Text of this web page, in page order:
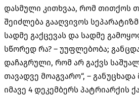
დასმული კითხვაა, რომ თითქოს
შეიძლება გააღვივოს
სადმე გაქცევას და სადმე
სწორედ რა? – უუფლებობა;
დაჩაგრული, რომ არ გაქვს
თავადვე მოაგვარო“, –
იმავე 4 დეკემბერს პატრიარქის